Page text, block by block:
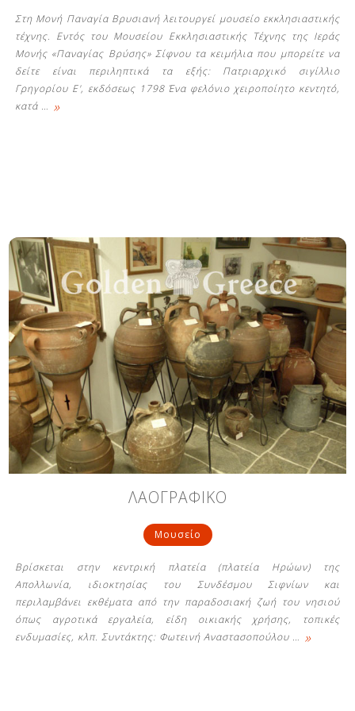
Στη Μονή Παναγία Βρυσιανή λειτουργεί μουσείο εκκλησιαστικής
τέχνης. Εντός του Μουσείου Εκκλησιαστικής Τέχνης της Ιεράς
Μονής «Παναγίας Βρύσης» Σίφνου τα κειμήλια που μπορείτε να
δείτε είναι περιληπτικά τα εξής: Πατριαρχικό σιγίλλιο
Γρηγορίου Ε', εκδόσεως 1798 Ένα φελόνιο χειροποίητο κεντητό,
κατά … »
ΛΑΟΓΡΑΦΙΚΟ
Μουσείο
Βρίσκεται στην κεντρική πλατεία (πλατεία Ηρώων) της
Απολλωνία, ιδιοκτησίας του Συνδέσμου Σιφνίων και
περιλαμβάνει εκθέματα από την παραδοσιακή ζωή του νησιού
όπως αγροτικά εργαλεία, είδη οικιακής χρήσης, τοπικές
ενδυμασίες, κλπ. Συντάκτης: Φωτεινή Αναστασοπούλου … »